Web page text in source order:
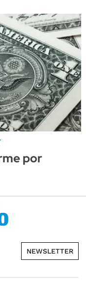
por
NEWSLETTER